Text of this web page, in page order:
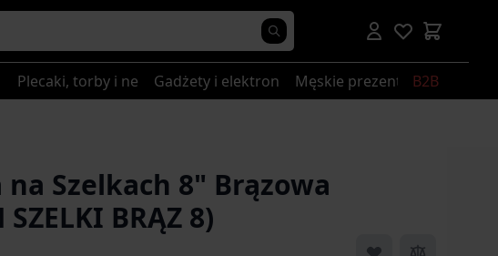
Plecaki, torby i nerkiGadżety i elektronikaMęskie prezenty B2B
na Szelkach 8" Brązowa
BRĄZ 8)